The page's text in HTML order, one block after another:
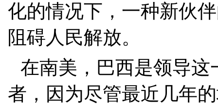
化的情况下，一种新伙
阻碍人民解放。
在南美，巴西是领导
者，因为尽管最近几年